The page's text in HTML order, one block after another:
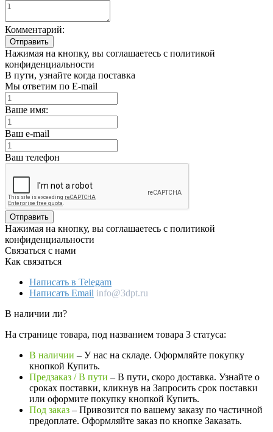
Комментарий:
Отправить
Нажимая на кнопку, вы соглашаетесь с политикой
конфиденциальности
В пути, узнайте когда поставка
Мы ответим по E-mail
Ваше имя:
Ваш e-mail
Ваш телефон
Отправить
Нажимая на кнопку, вы соглашаетесь с политикой
конфиденциальности
Связаться с нами
Как связаться
Написать в Telegam
Написать Email info@3dpt.ru
В наличии ли?
На странице товара, под названием товара 3 статуса:
В наличии – У нас на складе. Оформляйте покупку
кнопкой Купить.
Предзаказ / В пути – В пути, скоро доставка. Узнайте о
сроках поставки, кликнув на Запросить cрок поставки
или оформите покупку кнопкой Купить.
Под заказ – Привозится по вашему заказу по частичной
предоплате. Оформляйте заказ по кнопке Заказать.